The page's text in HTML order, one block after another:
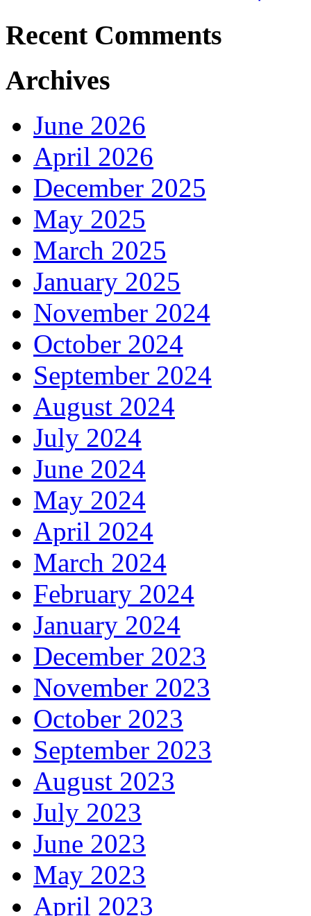
Recent Comments
Archives
June 2026
April 2026
December 2025
May 2025
March 2025
January 2025
November 2024
October 2024
September 2024
August 2024
July 2024
June 2024
May 2024
April 2024
March 2024
February 2024
January 2024
December 2023
November 2023
October 2023
September 2023
August 2023
July 2023
June 2023
May 2023
April 2023